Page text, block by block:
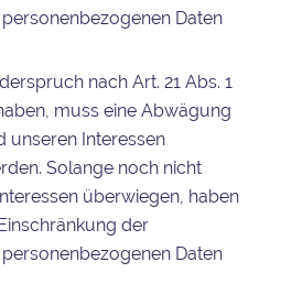
Daten
nach Art. 21 Abs. 1
muss eine Abwägung
unseren Interessen
Solange noch nicht
überwiegen, haben
der
Daten